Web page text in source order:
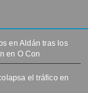
en Aldán tras los
en O Con
el tráfico en